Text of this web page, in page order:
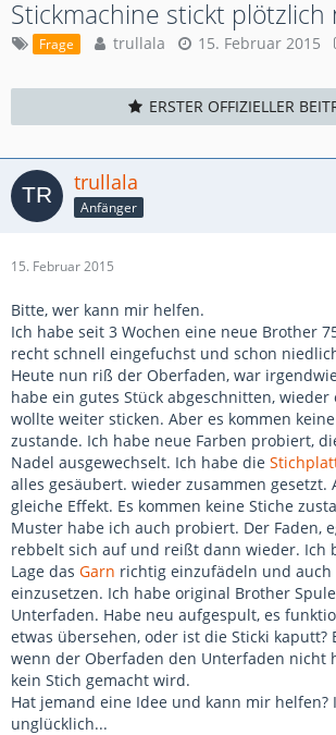
Stickmachine stickt plötzlich
Frage trullala 15. Februar 2015
ERSTER OFFIZIELLER
trullala
Anfänger
15. Februar 2015
Bitte, wer kann mir helfen.
Ich habe seit 3 Wochen eine neue Brother
recht schnell eingefuchst und schon
Heute nun riß der Oberfaden, war
habe ein gutes Stück abgeschnitten,
wollte weiter sticken. Aber es kommen
zustande. Ich habe neue Farben probiert,
Nadel ausgewechselt. Ich habe die
alles gesäubert. wieder zusammen gesetzt.
gleiche Effekt. Es kommen keine Stiche
Muster habe ich auch probiert. Der Faden,
rebbelt sich auf und reißt dann wieder. Ich
Lage das Garn richtig einzufädeln und
einzusetzen. Ich habe original Brother
Unterfaden. Habe neu aufgespult, es
etwas übersehen, oder ist die Sticki kaputt?
wenn der Oberfaden den Unterfaden nicht
kein Stich gemacht wird.
Hat jemand eine Idee und kann mir helfen?
unglücklich...